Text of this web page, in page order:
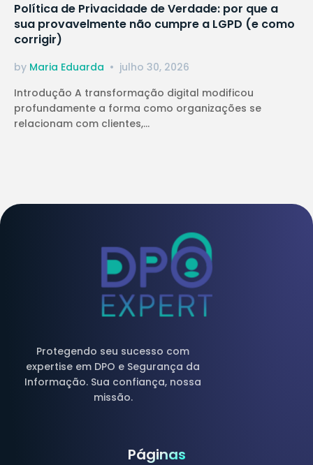
Política de Privacidade de Verdade: por que a
sua provavelmente não cumpre a LGPD (e como
corrigir)
by Maria Eduarda
julho 30, 2026
Introdução A transformação digital modificou
profundamente a forma como organizações se
relacionam com clientes,...
Protegendo seu sucesso com
expertise em DPO e Segurança da
Informação. Sua confiança, nossa
missão.
Páginas